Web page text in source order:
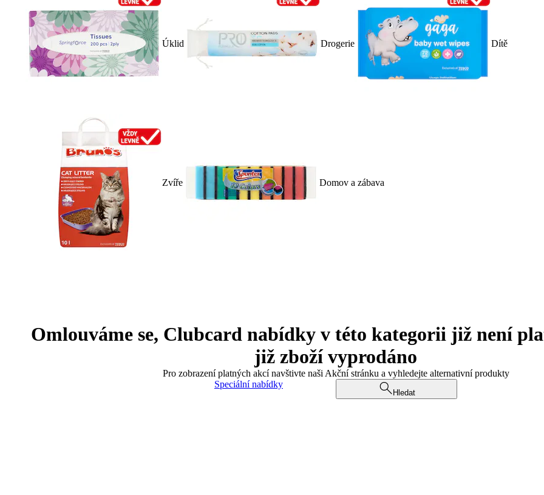
Úklid Drogerie Dítě
Zvíře Domov a zábava
Omlouváme se, Clubcard nabídky v této kategorii již není
již zboží vyprodáno
Pro zobrazení platných akcí navštivte naši Akční stránku a vyhledejte alternativní produkty
Speciální nabídky
Hledat